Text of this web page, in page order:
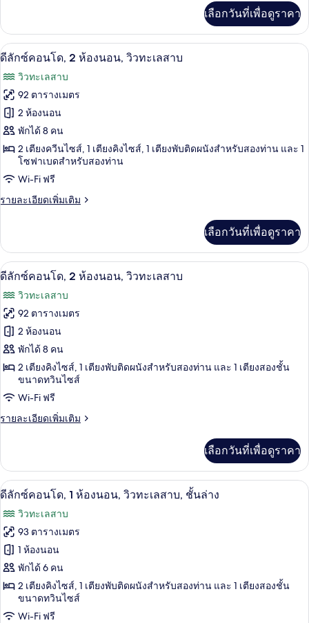
-
1106
เกี่ยว
กับ
2-
Condo
Walk-
In
Level
-
1106
เลือกวันที่เพื่อดูราคา
เปิด
ภาพถ่าย
ทั้งหมด
ของ
ดี
ลัก
ซ์
ห้อง
นอน,
วิว
ทะเลสาบ
ดีลักซ์คอนโด, 2 ห้องนอน, วิวทะเลสาบ
24
ดีลักซ์คอนโด, 2 ห้องนอน, วิวทะเลสาบ
วิวทะเลสาบ
92 ตารางเมตร
2 ห้องนอน
พักได้ 8 คน
2 เตียงควีนไซส์, 1 เตียงคิงไซส์, 1 เตียงพับติดผนังสำหรับสองท่าน และ 1
โซฟาเบดสำหรับสองท่าน
Wi-Fi ฟรี
รายละเอียดเพิ่มเติม
ราย
เกี่ยว
กับ
ดี
ซ์
คอน
โด,
2
ห้อง
นอน,
วิว
ทะเลสาบ
เลือกวันที่เพื่อดูราคา
เปิด
ภาพถ่าย
ทั้งหมด
ของ
ดี
ลัก
ซ์
ห้อง
นอน,
วิว
ทะเลสาบ
25
ดีลักซ์คอนโด, 2 ห้องนอน, วิวทะเลสาบ
วิวทะเลสาบ
92 ตารางเมตร
2 ห้องนอน
พักได้ 8 คน
2 เตียงคิงไซส์, 1 เตียงพับติดผนังสำหรับสองท่าน และ 1 เตียงสองชั้น
ขนาดทวินไซส์
Wi-Fi ฟรี
รายละเอียดเพิ่มเติม
ราย
เกี่ยว
กับ
ดี
ซ์
คอน
โด,
2
ห้อง
นอน,
วิว
ทะเลสาบ
เลือกวันที่เพื่อดูราคา
เปิด
ภาพถ่าย
ทั้งหมด
ของ
ดี
ลัก
ซ์
สมาร์ททีวี 30 นิ้ว พร้อมช่องเคเบิล, ทีวี
16
ดีลักซ์คอนโด, 1 ห้องนอน, วิวทะเลสาบ, ชั้นล่าง
วิวทะเลสาบ
93 ตารางเมตร
1 ห้องนอน
พักได้ 6 คน
2 เตียงคิงไซส์, 1 เตียงพับติดผนังสำหรับสองท่าน และ 1 เตียงสองชั้น
ขนาดทวินไซส์
Wi-Fi ฟรี